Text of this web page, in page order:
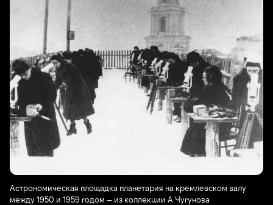
Астрономическая площадка планетария на кремлевском валу
между 1950 и 1959 годом — из коллекции А Чугунова